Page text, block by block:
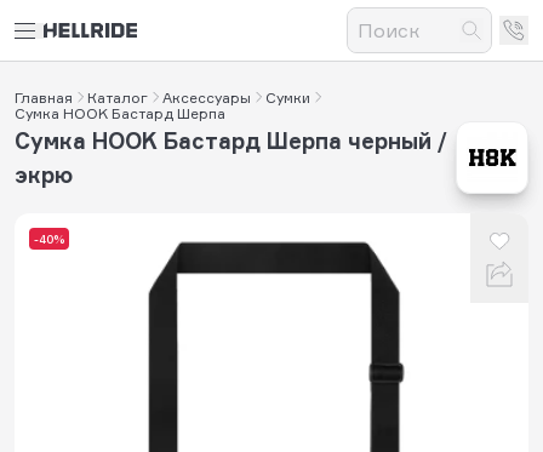
Главная Каталог Аксессуары
Сумки
Сумка HOOK Бастард Шерпа
-40%
Сумка HOOK Бастард Шерпа черный /
экрю